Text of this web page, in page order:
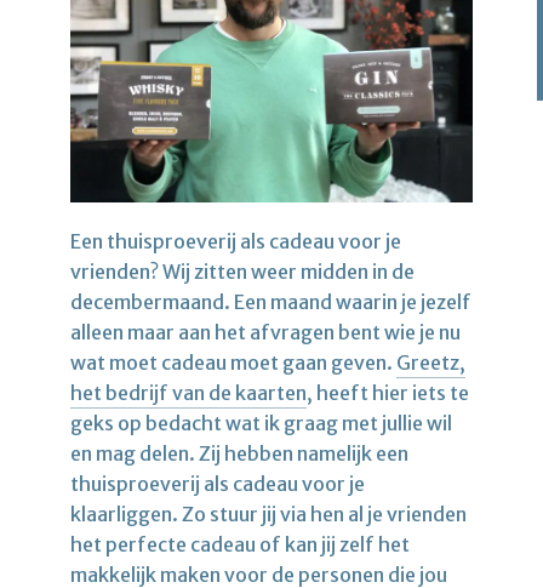
Een thuisproeverij als cadeau voor je
vrienden? Wij zitten weer midden in de
decembermaand. Een maand waarin je jezelf
alleen maar aan het afvragen bent wie je nu
wat moet cadeau moet gaan geven. Greetz,
het bedrijf van de kaarten, heeft hier iets te
geks op bedacht wat ik graag met jullie wil
en mag delen. Zij hebben namelijk een
thuisproeverij als cadeau voor je
klaarliggen. Zo stuur jij via hen al je vrienden
het perfecte cadeau of kan jij zelf het
makkelijk maken voor de personen die jou